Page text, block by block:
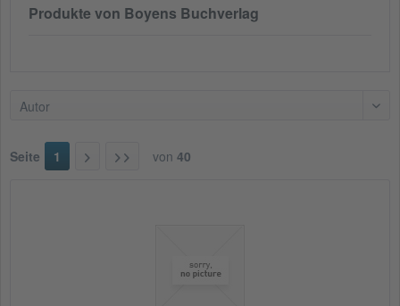
Produkte von Boyens Buchverlag
Autor
Seite 1 von 40